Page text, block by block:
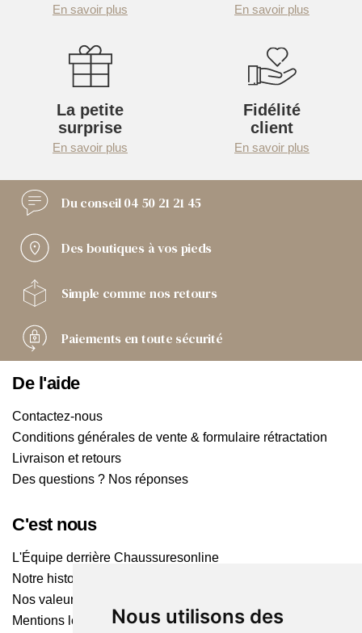
Nous utilisons des
En savoir plus En savoir plus
La petite
surprise
En savoir plus
Fidélité
client
En savoir plus
Du conseil04 50 21 21 45
Des boutiques à vos pieds
Simple comme nos retours
Paiements en toute sécurité
De l'aide
Contactez-nous
Conditions générales de vente & formulaire rétractation
Livraison et retours
Des questions ? Nos réponses
C'est nous
L'Équipe derrière Chaussuresonline
Notre histoire
Nos valeurs
Mentions légales